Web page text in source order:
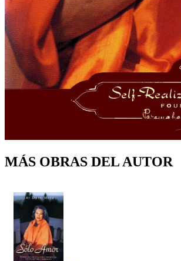
MÁS OBRAS DEL AUTOR